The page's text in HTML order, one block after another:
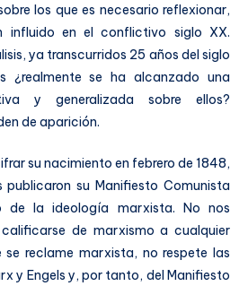
los que es necesario reflexionar,
influido en el conflictivo siglo XX.
ya transcurridos 25 años del siglo
¿realmente se ha alcanzado una
y generalizada sobre ellos?
de aparición.
su nacimiento en febrero de 1848,
publicaron su Manifiesto Comunista
de la ideología marxista. No nos
de marxismo a cualquier
se reclame marxista, no respete las
y Engels y, por tanto, del Manifiesto